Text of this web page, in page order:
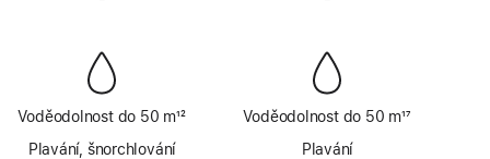
Voděodolnost do 50 m
Poznámka
12
Plavání, šnorchlování
Voděodolnost do 50 m17
Plavání